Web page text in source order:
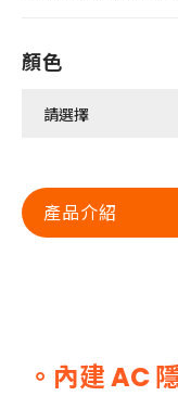
顏色
產品介紹
。內建 AC